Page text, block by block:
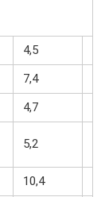
4,5
7,4
4,7
5,2
10,4